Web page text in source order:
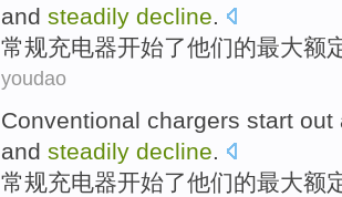
and steadily decline.
常规充电器开始了他们的最大额
youdao
Conventional chargers start out
and steadily decline.
常规充电器开始了他们的最大额